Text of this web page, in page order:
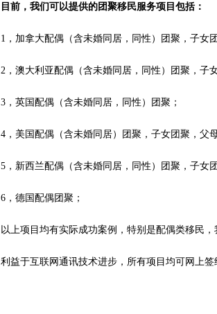
目前，我们可以提供的团聚移民服务项目包括：
1，加拿大配偶（含未婚同居，同性）团聚，子女
2，澳大利亚配偶（含未婚同居，同性）团聚，子
3，英国配偶（含未婚同居，同性）团聚；
4，美国配偶（含未婚同居）团聚，子女团聚，父
5，新西兰配偶（含未婚同居，同性）团聚，子女
6，德国配偶团聚；
以上项目均有实际成功案例，特别是配偶类移民，
利益于互联网通讯技术进步，所有项目均可网上